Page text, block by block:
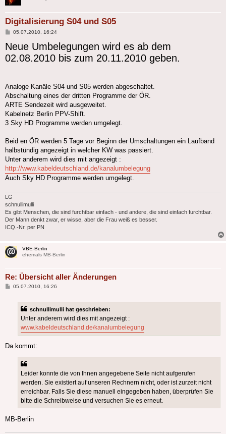
Digitalisierung S04 und S05
Beitrag
05.07.2010, 16:24
Neue Umbelegungen wird es ab dem
02.08.2010 bis zum 20.11.2010 geben.
Analoge Kanäle S04 und S05 werden abgeschaltet.
Abschaltung eines der dritten Programme der ÖR.
ARTE Sendezeit wird ausgeweitet.
Kabelnetz Berlin PPV-Shift.
3 Sky HD Programme werden umgelegt.
Beid en ÖR werden 5 Tage vor Beginn der Umschaltungen ein Laufband
halbstündig angezeigt in welcher KW was passiert.
Unter anderem wird dies mit angezeigt :
http://www.kabeldeutschland.de/kanalumbelegung
Auch Sky HD Programme werden umgelegt.
LG
schnullimulli
Es gibt Menschen, die sind furchtbar einfach - und andere, die sind einfach furchtbar.
Der Mann denkt zwar, er wisse, aber die Frau weiß es besser.
ICQ.-Nr. per PN
VBE-Berlin
ehemals MB-Berlin
Re: Übersicht aller Änderungen
Beitrag
05.07.2010, 16:26
schnullimulli hat geschrieben:
Unter anderem wird dies mit angezeigt :
www.kabeldeutschland.de/kanalumbelegung
Da kommt:
Leider konnte die von Ihnen angegebene Seite nicht aufgerufen
werden. Sie existiert auf unseren Rechnern nicht, oder ist zurzeit nicht
erreichbar. Falls Sie diese manuell eingegeben haben, überprüfen Sie
bitte die Schreibweise und versuchen Sie es erneut.
MB-Berlin